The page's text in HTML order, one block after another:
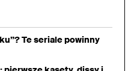
Te seriale powinny